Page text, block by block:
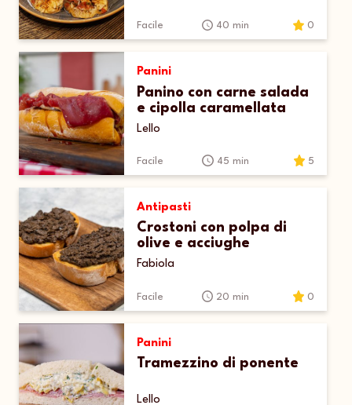
Facile 40 min 0
Panini
Panino con carne salada
e cipolla caramellata
Lello
Facile 45 min 5
Antipasti
Crostoni con polpa di
olive e acciughe
Fabiola
Facile 20 min 0
Panini
Tramezzino di ponente
Lello